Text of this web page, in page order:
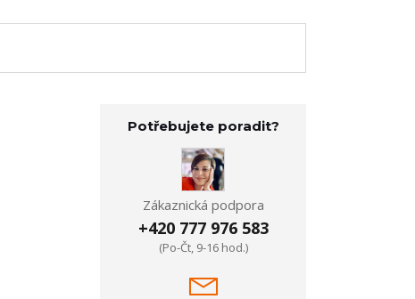
Potřebujete poradit?
Zákaznická podpora
+420 777 976 583
(Po-Čt, 9-16 hod.)